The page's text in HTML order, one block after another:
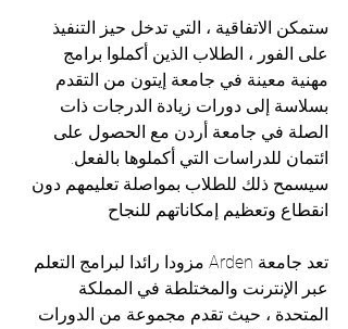
ستمكن الاتفاقية ، التي تدخل حيز التنفيذ
على الفور ، الطلاب الذين أكملوا برامج
مهنية معينة في جامعة إيتون من التقدم
بسلاسة إلى دورات زيادة الدرجات ذات
الصلة في جامعة أردن مع الحصول على
ائتمان للدراسات التي أكملوها بالفعل.
سيسمح ذلك للطلاب بمواصلة تعليمهم دون
انقطاع وتعظيم إمكاناتهم للنجاح
تعد جامعة Arden مزودا رائدا لبرامج التعلم
عبر الإنترنت والمختلطة في المملكة
المتحدة ، حيث تقدم مجموعة من الدورات